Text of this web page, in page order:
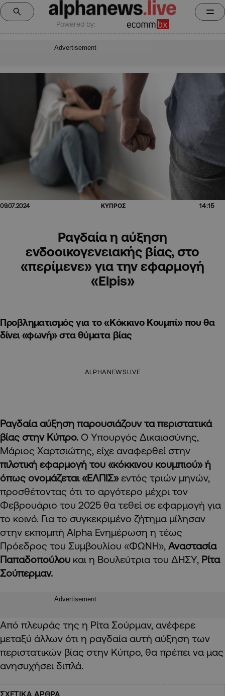
Powered by:
Advertisement
09.07.2024 ΚΥΠΡΟΣ 14:15
Ραγδαία η αύξηση
ενδοοικογενειακής βίας, στο
«περίμενε» για την εφαρμογή
«Elpis»
Προβληματισμός για το «Κόκκινο Κουμπί» που θα
δίνει «φωνή» στα θύματα βίας
ALPHANEWSLIVE
Ραγδαία αύξηση παρουσιάζουν τα περιστατικά
βίας στην Κύπρο. Ο Υπουργός Δικαιοσύνης,
Μάριος Χαρτσιώτης, είχε αναφερθεί στην
πιλοτική εφαρμογή του «κόκκινου κουμπιού» ή
όπως ονομάζεται «ΕΛΠΙΣ»εντός τριών μηνών,
προσθέτοντας ότι το αργότερο μέχρι τον
Φεβρουάριο του 2025 θα τεθεί σε εφαρμογή για
το κοινό. Για το συγκεκριμένο ζήτημα μίλησαν
στην εκπομπή Alpha Ενημέρωση η τέως
Πρόεδρος του Συμβουλίου «ΦΩΝΗ», Αναστασία
Παπαδοπούλου και η Βουλεύτρια του ΔΗΣΥ, Ρίτα
Σούπερμαν.
Advertisement
Από πλευράς της η Ρίτα Σούρμαν, ανέφερε
μεταξύ άλλων ότι η ραγδαία αυτή αύξηση των
περιστατικών βίας στην Κύπρο, θα πρέπει να μας
ανησυχήσει διπλά.